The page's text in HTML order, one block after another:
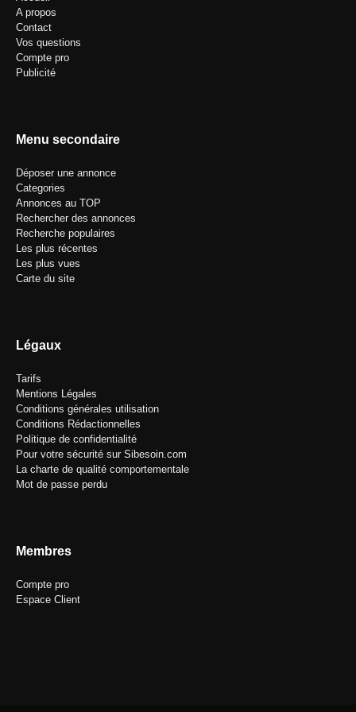
A propos
Contact
Vos questions
Compte pro
Publicité
Menu secondaire
Déposer une annonce
Categories
Annonces au TOP
Rechercher des annonces
Recherche populaires
Les plus récentes
Les plus vues
Carte du site
Légaux
Tarifs
Mentions Légales
Conditions générales utilisation
Conditions Rédactionnelles
Politique de confidentialité
Pour votre sécurité sur Sibesoin.com
La charte de qualité comportementale
Mot de passe perdu
Membres
Compte pro
Espace Client